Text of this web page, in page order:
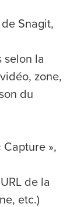
Snagit,
selon la
zone,
du
Capture »,
de la
etc.)